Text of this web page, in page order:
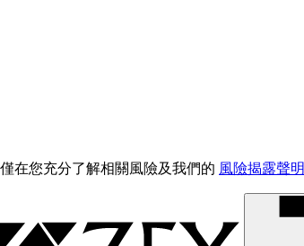
在您充分了解相關風險及我們的 風險揭露聲明